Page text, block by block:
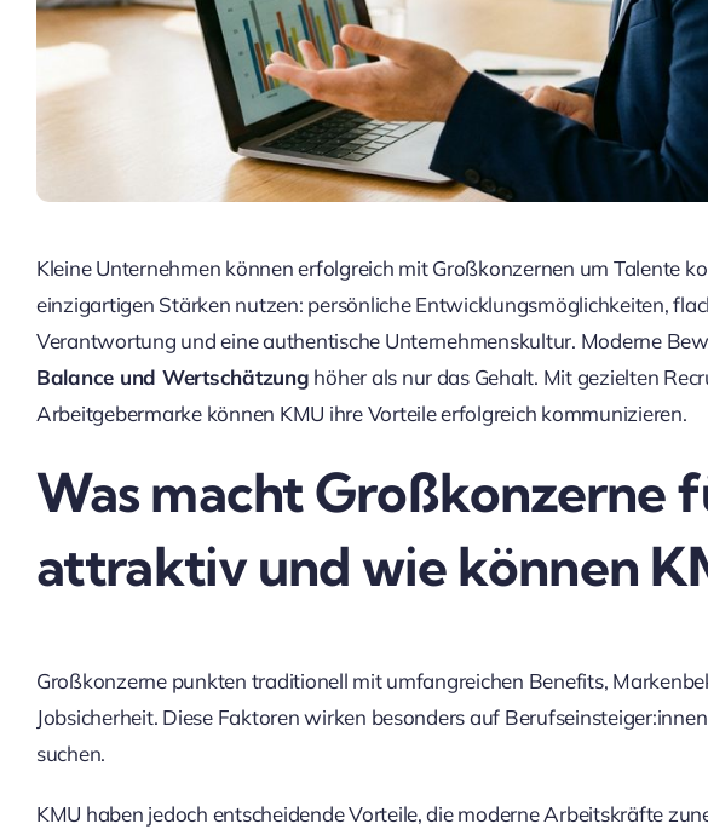
Kleine Unternehmen können erfolgreich mit Großkonzernen um Talente
einzigartigen Stärken nutzen: persönliche Entwicklungsmöglichkeiten,
Verantwortung und eine authentische Unternehmenskultur. Moderne
Balance und Wertschätzung höher als nur das Gehalt. Mit gezielten
Arbeitgebermarke können KMU ihre Vorteile erfolgreich kommunizieren.
Was macht Großkonzerne
attraktiv und wie können
Großkonzerne punkten traditionell mit umfangreichen Benefits,
Jobsicherheit. Diese Faktoren wirken besonders auf
suchen.
KMU haben jedoch entscheidende Vorteile, die moderne Arbeitskräfte